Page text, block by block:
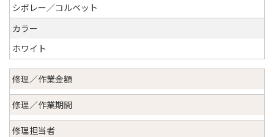
シボレー／コルベット
カラー
ホワイト
修理／作業金額
修理／作業期間
修理担当者